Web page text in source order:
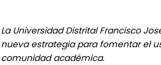
La Universidad Distrital Francisco
nueva estrategia para fomentar el
comunidad académica.